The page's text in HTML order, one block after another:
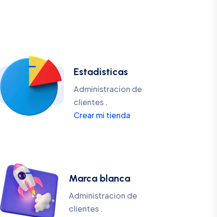
Estadisticas
Administracion de
clientes .
Crear mi tienda
Marca blanca
Administracion de
clientes .